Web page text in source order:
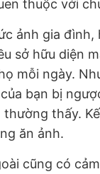
thuộc với
ảnh gia đình,
sở hữu diện
mỗi ngày.
bạn bị
thấy.
ăn ảnh.
cũng có